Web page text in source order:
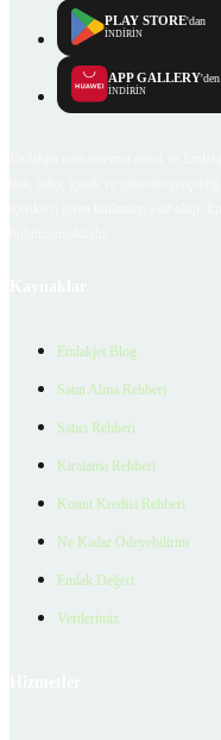
PLAY STORE'dan
İNDİRİN
APP GALLERY'den
İNDİRİN
Emlakjet Blog
Satın Alma Rehberi
Satıcı Rehberi
Kiralama Rehberi
Konut Kredisi Rehberi
Ne Kadar Ödeyebilirim
Emlak Değeri
Verilerimiz